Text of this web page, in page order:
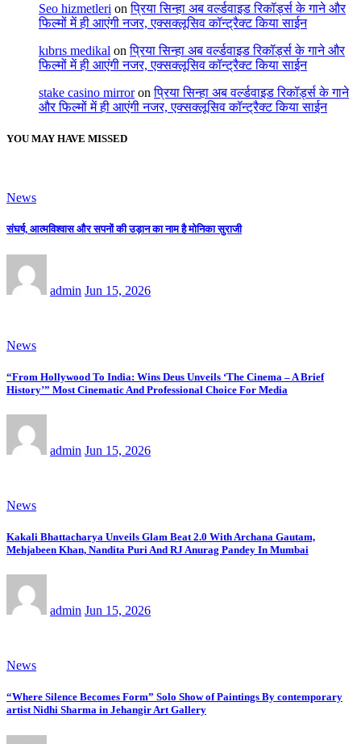
Seo hizmetleri onप्रिया सिन्हा अब वर्ल्डवाइड रिकॉर्ड्स के गाने और
फिल्मों में ही आएंगी नजर, एक्सक्लूसिव कॉन्ट्रैक्ट किया साईन
kıbrıs medikal onप्रिया सिन्हा अब वर्ल्डवाइड रिकॉर्ड्स के गाने और
फिल्मों में ही आएंगी नजर, एक्सक्लूसिव कॉन्ट्रैक्ट किया साईन
stake casino mirroronप्रिया सिन्हा अब वर्ल्डवाइड रिकॉर्ड्स के गाने
और फिल्मों में ही आएंगी नजर, एक्सक्लूसिव कॉन्ट्रैक्ट किया साईन
YOU MAY HAVE MISSED
News
संघर्ष, आत्मविश्वास और सपनों की उड़ान का नाम है मोनिका सुराजी
admin Jun 15, 2026
News
“From Hollywood To India: Wins Deus Unveils ‘The Cinema – A Brief
History’” Most Cinematic And Professional Choice For Media
admin Jun 15, 2026
News
Kakali Bhattacharya Unveils Glam Beat 2.0 With Archana Gautam,
Mehjabeen Khan, Nandita Puri And RJ Anurag Pandey In Mumbai
admin Jun 15, 2026
News
“Where Silence Becomes Form” Solo Show of Paintings By contemporary
artist Nidhi Sharma in Jehangir Art Gallery